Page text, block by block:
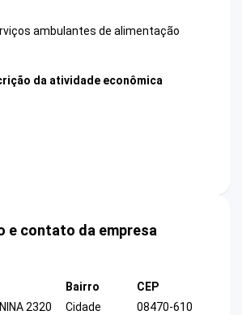
ambulantes de alimentação
da atividade econômica
e contato da empresa
2320
Bairro
Cidade
CEP
08470-610